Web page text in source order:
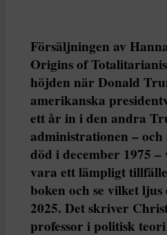
Försäljningen av
Origins of
höjden när Donald
amerikanska
ett år in i den andra
administrationen –
död i december 1975
vara ett lämpligt
boken och se vilket
2025. Det skriver
professor i politisk